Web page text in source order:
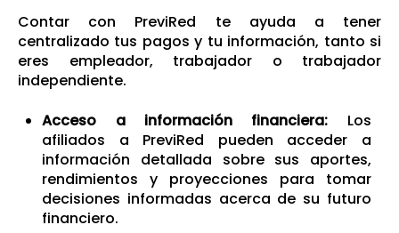
Contar con PreviRed te ayuda a tener
centralizado tus pagos y tu información, tanto si
eres empleador, trabajador o trabajador
independiente.
Acceso a información financiera: Los
afiliados a PreviRed pueden acceder a
información detallada sobre sus aportes,
rendimientos y proyecciones para tomar
decisiones informadas acerca de su futuro
financiero.